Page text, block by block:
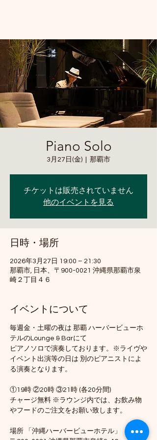
Piano Solo
3月27日(金) 那覇市
チケットは販売されていません
他のイベントを見る
日時・場所
2026年3月27日 19:00 – 21:30
那覇市, 日本、〒900-0021 沖縄県那覇市泉
崎２丁目４６
イベントについて
毎週金・土曜の夜は 那覇 ハーバービューホ
テルのLounge & Barにて
ピアノソロで演奏しております。※ライヴや
イベント出演等の日は 別のピアニストによ
る演奏となります。
①19時 ②20時 ③21時 (各20分間)
チャージ無料 ※ラウンジ内では、お飲み物
やフードのご注文をお願い致します。
場所 「沖縄ハーバービューホテル」